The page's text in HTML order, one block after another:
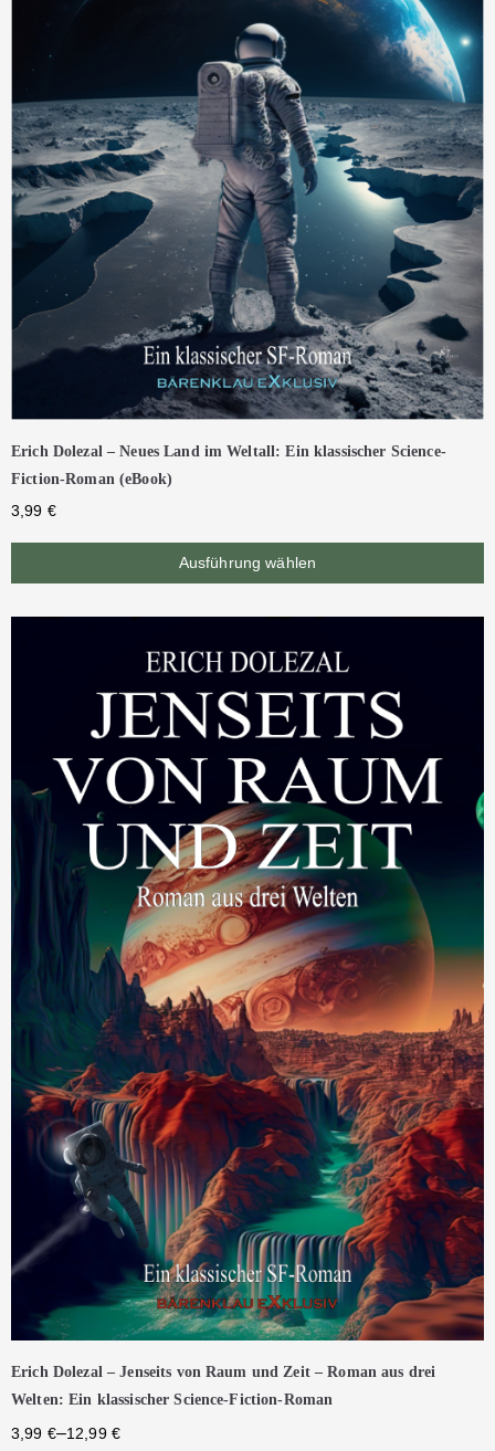
Erich Dolezal – Neues Land im Weltall: Ein klassischer Science-
Fiction-Roman (eBook)
3,99 €
Ausführung wählen
Erich Dolezal – Jenseits von Raum und Zeit – Roman aus drei
Welten: Ein klassischer Science-Fiction-Roman
3,99 €–12,99 €